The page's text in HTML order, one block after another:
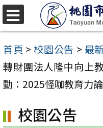
跳
至
主
要
內
區
首頁 > 校園公告 > 最
轉財團法人隆中向上
動：2025怪咖教育力
校園公告
選
單